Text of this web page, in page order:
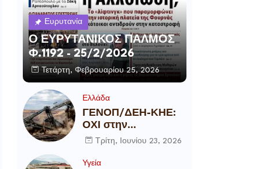
Ευρυτανία
Ο ΕΥΡΥΤΑΝΙΚΟΣ ΠΑΛΜΟΣ
Φ.1192 - 25/2/2026
Τετάρτη, Φεβρουαρίου 25, 2026
Ελλάδα
ΓΕΝΟΠ/ΔΕΗ-ΚΗΕ:
ΟΧΙ στην
αποξήλωση των
υποδομών της
Τρίτη, Ιουνίου 23, 2026
Υγεία